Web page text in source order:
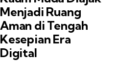
Menjadi Ruang
Aman di Tengah
Kesepian Era
Digital